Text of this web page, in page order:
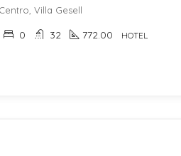
Villa Gesell
0 32 772.00 HOTEL